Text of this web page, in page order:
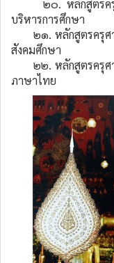
๒๐. หลักสูตรครุศ
บริหารการศึกษา
๒๑. หลักสูตรครุศา
สังคมศึกษา
๒๒. หลักสูตรครุศา
ภาษาไทย